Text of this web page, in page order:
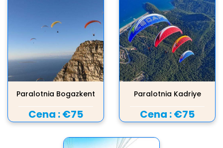
Paralotnia Bogazkent
Cena :€75
Paralotnia Kadriye
Cena :€75